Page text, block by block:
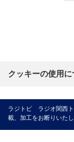
クッキーの使用に
ラジトピ ラジオ関西ト
載、加工をお断りいたし